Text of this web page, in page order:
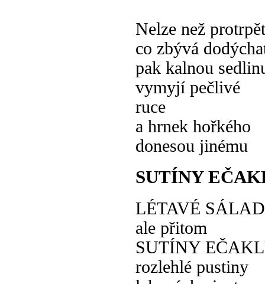
Nelze než protrpět
co zbývá
pak kalnou
vymyjí pečlivé
ruce
a hrnek hořkého
donesou jinému
SUTÍNY
LÉTAVÉ
ale přitom
SUTÍNY
rozlehlé pustiny